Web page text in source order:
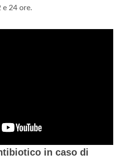
e 24 ore.
in caso di